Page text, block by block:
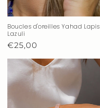
Boucles d'oreilles Yahad Lapis
Lazuli
Prix
habituel
€25,00